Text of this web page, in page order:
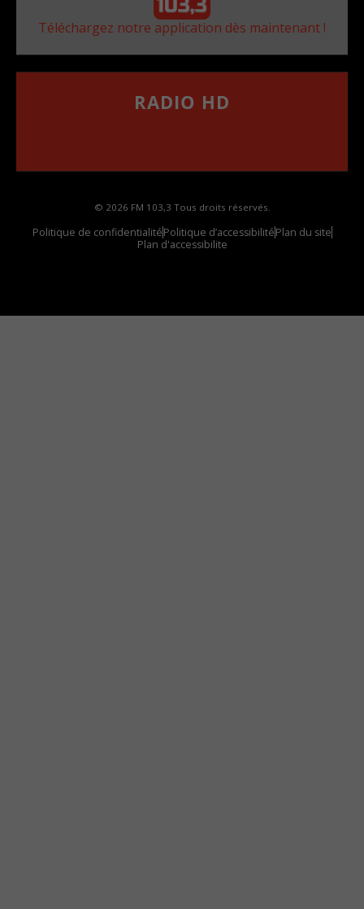
Téléchargez notre application dès maintenant !
RADIO HD
© 2026 FM 103,3 Tous droits réservés.
Politique de confidentialitéPolitique d’accessibilitéPlan du site
Plan d'accessibilite